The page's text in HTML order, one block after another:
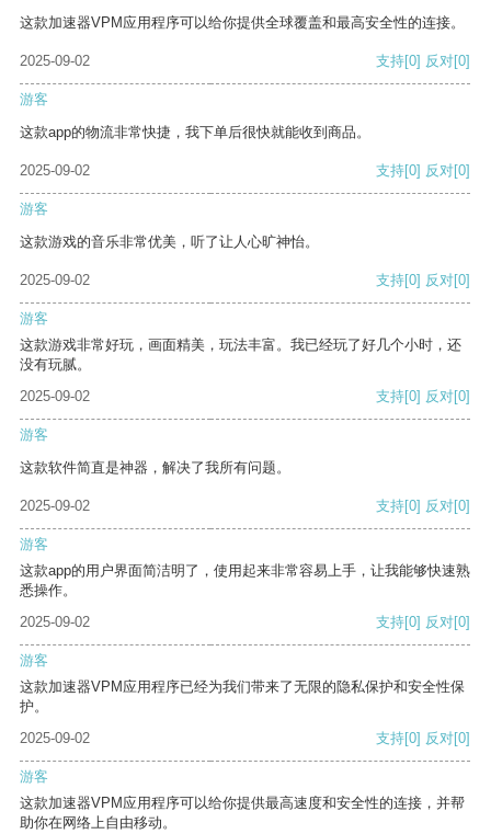
这款加速器VPM应用程序可以给你提供全球覆盖和最高安全性的连接。
2025-09-02 支持[0] 反对[0]
游客
这款app的物流非常快捷，我下单后很快就能收到商品。
2025-09-02 支持[0] 反对[0]
游客
这款游戏的音乐非常优美，听了让人心旷神怡。
2025-09-02 支持[0] 反对[0]
游客
这款游戏非常好玩，画面精美，玩法丰富。我已经玩了好几个小时，还
没有玩腻。
2025-09-02
支持[0] 反对[0]
游客
这款软件简直是神器，解决了我所有问题。
2025-09-02 支持[0] 反对[0]
游客
这款app的用户界面简洁明了，使用起来非常容易上手，让我能够快速熟
悉操作。
2025-09-02
支持[0] 反对[0]
游客
这款加速器VPM应用程序已经为我们带来了无限的隐私保护和安全性保
护。
2025-09-02
支持[0] 反对[0]
游客
这款加速器VPM应用程序可以给你提供最高速度和安全性的连接，并帮
助你在网络上自由移动。